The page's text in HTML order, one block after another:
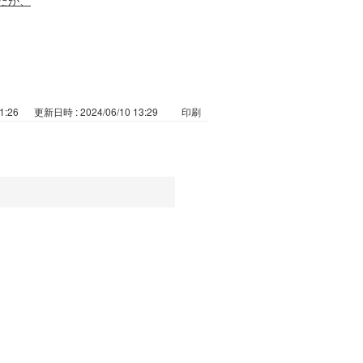
更新日時 : 2024/06/10 13:29 印刷